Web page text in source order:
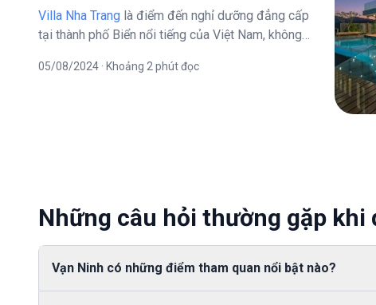
Villa Nha Trang là điểm đến nghỉ dưỡng đẳng cấp
tại thành phố Biển nổi tiếng của Việt Nam, không
là nơi có nhiều khu nghỉ dưỡng cao cấp. Trong đó,
05/08/2024 · Khoảng 2 phút đọc
Những câu hỏi thường gặp khi
Vạn Ninh có những điểm tham quan nổi bật nào?